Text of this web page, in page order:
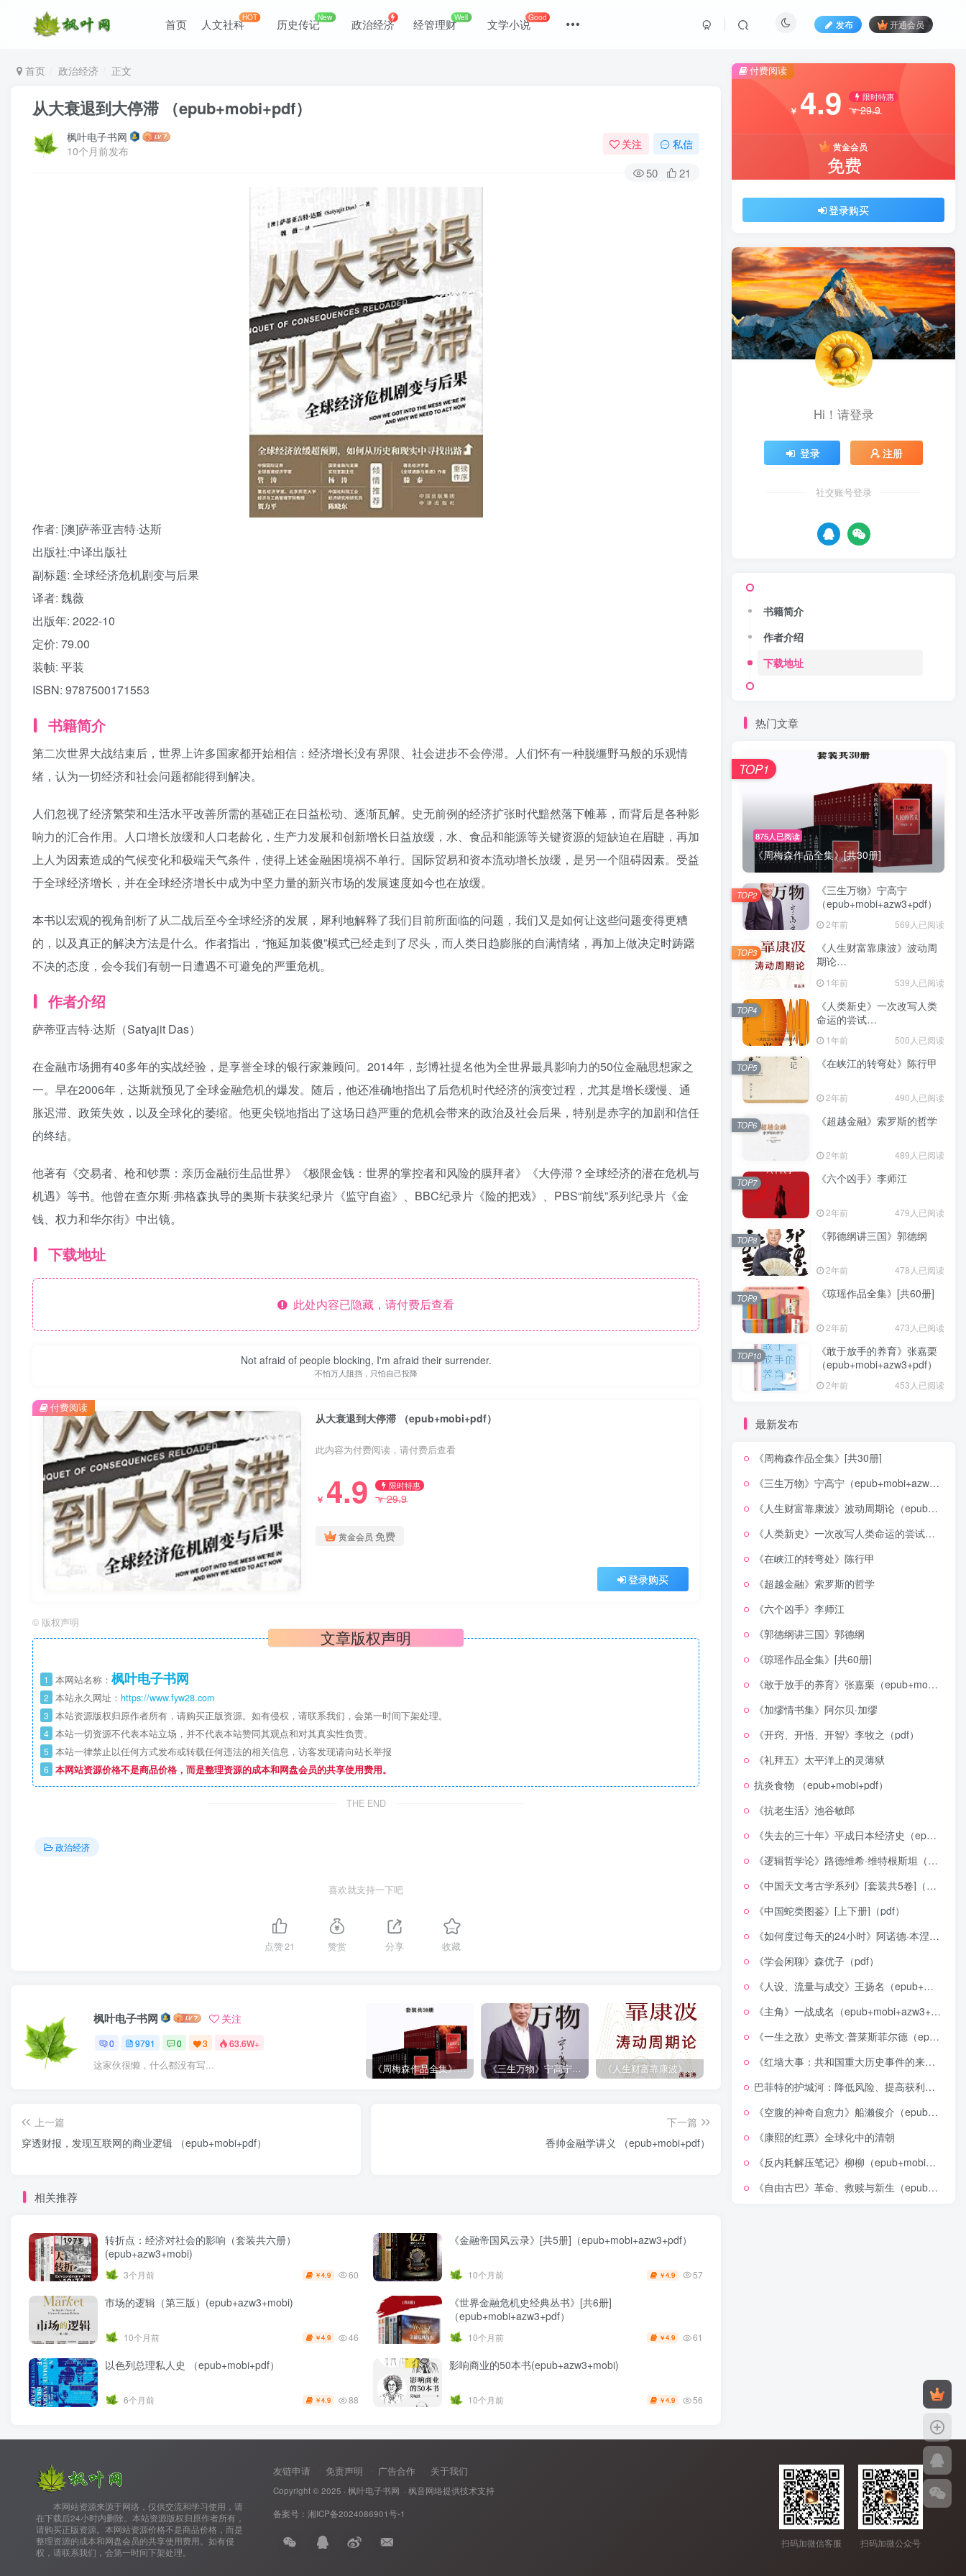
首页 人文社科HOT 历史传记New 政治经济 经管理财Well 文学小说Good
发布 开通会员
首页 政治经济 正文
从大衰退到大停滞 （epub+mobi+pdf）
枫叶电子书网
10个月前发布
关注 私信
50 21
作者: [澳]萨蒂亚吉特·达斯
出版社:中译出版社
副标题: 全球经济危机剧变与后果
译者: 魏薇
出版年: 2022-10
定价: 79.00
装帧: 平装
ISBN: 9787500171553
书籍简介
第二次世界大战结束后，世界上许多国家都开始相信：经济增长没有界限、社会进步不会停滞。人们怀有一种脱缰野马般的乐观情
绪，认为一切经济和社会问题都能得到解决。
人们忽视了经济繁荣和生活水平改善所需的基础正在日益松动、逐渐瓦解。史无前例的经济扩张时代黯然落下帷幕，而背后是各种影
响力的汇合作用。人口增长放缓和人口老龄化，生产力发展和创新增长日益放缓，水、食品和能源等关键资源的短缺迫在眉睫，再加
上人为因素造成的气候变化和极端天气条件，使得上述金融困境祸不单行。国际贸易和资本流动增长放缓，是另一个阻碍因素。受益
于全球经济增长，并在全球经济增长中成为中坚力量的新兴市场的发展速度如今也在放缓。
本书以宏观的视角剖析了从二战后至今全球经济的发展，犀利地解释了我们目前所面临的问题，我们又是如何让这些问题变得更糟
的，以及真正的解决方法是什么。作者指出，“拖延加装傻”模式已经走到了尽头，而人类日趋膨胀的自满情绪，再加上做决定时踌躇
不决的态度，会令我们有朝一日遭遇不可避免的严重危机。
作者介绍
萨蒂亚吉特·达斯（Satyajit Das）
在金融市场拥有40多年的实战经验，是享誉全球的银行家兼顾问。2014年，彭博社提名他为全世界最具影响力的50位金融思想家之
一。早在2006年，达斯就预见了全球金融危机的爆发。随后，他还准确地指出了后危机时代经济的演变过程，尤其是增长缓慢、通
胀迟滞、政策失效，以及全球化的萎缩。他更尖锐地指出了这场日趋严重的危机会带来的政治及社会后果，特别是赤字的加剧和信任
的终结。
他著有《交易者、枪和钞票：亲历金融衍生品世界》《极限金钱：世界的掌控者和风险的膜拜者》《大停滞？全球经济的潜在危机与
机遇》等书。他曾在查尔斯·弗格森执导的奥斯卡获奖纪录片《监守自盗》、BBC纪录片《险的把戏》、PBS“前线”系列纪录片《金
钱、权力和华尔街》中出镜。
下载地址
此处内容已隐藏，请付费后查看
Not afraid of people blocking, I'm afraid their surrender.
不怕万人阻挡，只怕自己投降
从大衰退到大停滞 （epub+mobi+pdf）
此内容为付费阅读，请付费后查看
￥ 4.9 限时特惠
￥29.9
黄金会员 免费
登录购买
付费阅读
© 版权声明
文章版权声明
1 本网站名称： 枫叶电子书网
2 本站永久网址： https://www.fyw28.com
3 本站资源版权归原作者所有，请购买正版资源。如有侵权，请联系我们，会第一时间下架处理。
4 本站一切资源不代表本站立场，并不代表本站赞同其观点和对其真实性负责。
5 本站一律禁止以任何方式发布或转载任何违法的相关信息，访客发现请向站长举报
6 本网站资源价格不是商品价格，而是整理资源的成本和网盘会员的共享使用费用。
THE END
政治经济
喜欢就支持一下吧
点赞21 赞赏 分享 收藏
枫叶电子书网 关注
0 9791 0 3 63.6W+
这家伙很懒，什么都没有写... 《周梅森作品全集》[共30册] 《三生万物》宁高宁（epub+mobi+azw3+pdf） 《人生财富靠康波》波动周期论（epub+mobi+azw3+pdf） 《人类新史》一次改写人类命运的尝试（epub+mobi+azw3+pdf） 《在峡江的转弯处》陈行甲
上一篇
穿透财报，发现互联网的商业逻辑 （epub+mobi+pdf）
下一篇
香帅金融学讲义 （epub+mobi+pdf）
相关推荐
转折点：经济对社会的影响（套装共六册）
(epub+azw3+mobi)
3个月前 ￥4.9 60
《金融帝国风云录》[共5册]（epub+mobi+azw3+pdf）
10个月前 ￥4.9 57
市场的逻辑（第三版）(epub+azw3+mobi)
10个月前 ￥4.9 46
《世界金融危机史经典丛书》[共6册]
（epub+mobi+azw3+pdf）
10个月前 ￥4.9 61
以色列总理私人史 （epub+mobi+pdf）
6个月前 ￥4.9 88
影响商业的50本书(epub+azw3+mobi)
10个月前 ￥4.9 56
付费阅读
￥ 4.9 限时特惠
￥29.9
黄金会员
免费
登录购买
Hi！请登录
登录 注册
社交账号登录
书籍简介
作者介绍
下载地址
热门文章
875人已阅读
《周梅森作品全集》[共30册]
TOP1
《三生万物》宁高宁
（epub+mobi+azw3+pdf）
2年前 569人已阅读
TOP2
《人生财富靠康波》波动周
期论
1年前 539人已阅读
TOP3
《人类新史》一次改写人类
命运的尝试
1年前 500人已阅读
TOP4
《在峡江的转弯处》陈行甲
2年前 490人已阅读
TOP5
《超越金融》索罗斯的哲学
2年前 489人已阅读
TOP6
《六个凶手》李师江
2年前 479人已阅读
TOP7
《郭德纲讲三国》郭德纲
2年前 478人已阅读
TOP8
《琼瑶作品全集》[共60册]
2年前 473人已阅读
TOP9
《敢于放手的养育》张嘉栗
（epub+mobi+azw3+pdf）
2年前 453人已阅读
TOP10
最新发布
《周梅森作品全集》[共30册]
《三生万物》宁高宁（epub+mobi+azw3+pdf）
《人生财富靠康波》波动周期论（epub+mobi+azw3+pdf）
《人类新史》一次改写人类命运的尝试（epub+mobi+azw3+pdf）
《在峡江的转弯处》陈行甲
《超越金融》索罗斯的哲学
《六个凶手》李师江
《郭德纲讲三国》郭德纲
《琼瑶作品全集》[共60册]
《敢于放手的养育》张嘉栗（epub+mobi+azw3+pdf）
《加缪情书集》阿尔贝·加缪
《开窍、开悟、开智》李牧之（pdf）
《礼拜五》太平洋上的灵薄狱
抗炎食物 （epub+mobi+pdf）
《抗老生活》池谷敏郎
《失去的三十年》平成日本经济史（epub+mobi+azw3+pdf）
《逻辑哲学论》路德维希·维特根斯坦（epub+mobi+azw3+pdf）
《中国天文考古学系列》[套装共5卷]（epub+mobi+azw3+pdf）
《中国蛇类图鉴》[上下册]（pdf）
《如何度过每天的24小时》阿诺德·本涅特（epub+mobi+azw3+pdf）
《学会闲聊》森优子（pdf）
《人设、流量与成交》王扬名（epub+mobi+azw3+pdf）
《主角》一战成名（epub+mobi+azw3+pdf）
《一生之敌》史蒂文·普莱斯菲尔德（epub+mobi+azw3+pdf）
《红墙大事：共和国重大历史事件的来龙去脉》（全二册）（pdf）
巴菲特的护城河：降低风险、提高获利的股市真规则(epub+azw3+mobi)
《空腹的神奇自愈力》船濑俊介（epub+mobi+azw3+pdf）
《康熙的红票》全球化中的清朝
《反内耗解压笔记》柳柳（epub+mobi+azw3+pdf）
《自由古巴》革命、救赎与新生（epub+mobi+azw3+pdf）
‌ ‌ ‌ ‌ ‌ ‌ ‌ ‌本网站资源来源于网络，仅供交流和学习使用，请
在下载后24小时内删除。本站资源版权归原作者所有，
请购买正版资源。本网站资源价格不是商品价格，而是
整理资源的成本和网盘会员的共享使用费用。如有侵
权，请联系我们，会第一时间下架处理。
友链申请 免责声明 广告合作 关于我们
Copyright © 2025 · 枫叶电子书网 · 枫音网络提供技术支持
备案号： 湘ICP备2024086901号-1
扫码加微信客服 扫码加微公众号
登录
没有账号？立即注册
用户名/手机号/邮箱
登录密码
记住登录
社交账号登录